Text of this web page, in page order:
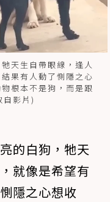
天生自帶眼線，逢人
果有人動了惻隱之心
根本不是狗，而是跟
影片)
的白狗，牠天
就像是希望有
隱之心想收